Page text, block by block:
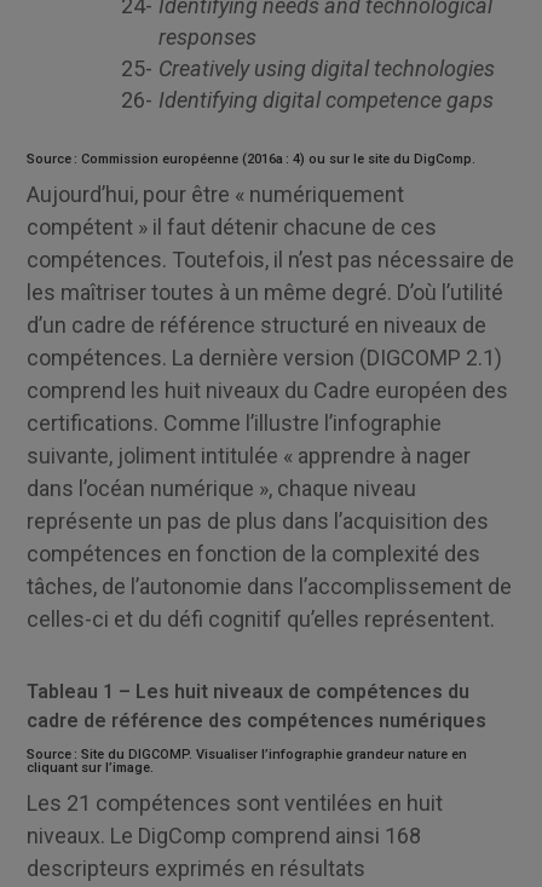
Identifying needs and technological
responses
Creatively using digital technologies
Identifying digital competence gaps
Source : Commission européenne (2016a : 4) ou sur le site du DigComp.
Aujourd’hui, pour être « numériquement
compétent » il faut détenir chacune de ces
compétences. Toutefois, il n’est pas nécessaire de
les maîtriser toutes à un même degré. D’où l’utilité
d’un cadre de référence structuré en niveaux de
compétences. La dernière version (DIGCOMP 2.1)
comprend les huit niveaux du Cadre européen des
certifications. Comme l’illustre l’infographie
suivante, joliment intitulée « apprendre à nager
dans l’océan numérique », chaque niveau
représente un pas de plus dans l’acquisition des
compétences en fonction de la complexité des
tâches, de l’autonomie dans l’accomplissement de
celles-ci et du défi cognitif qu’elles représentent.
Tableau 1 – Les huit niveaux de compétences du
cadre de référence des compétences numériques
Source :Site du DIGCOMP. Visualiser l’infographie grandeur nature en
cliquant sur l’image.
Les 21 compétences sont ventilées en huit
niveaux. Le DigComp comprend ainsi 168
descripteurs exprimés en résultats